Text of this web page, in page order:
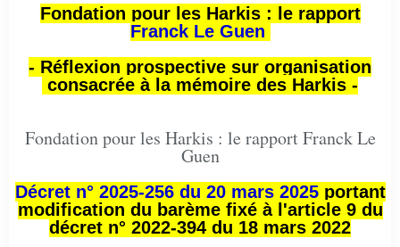
Fondation pour les Harkis : le rapport
Franck Le Guen
- Réflexion prospective sur organisation
consacrée à la mémoire des Harkis -
Fondation pour les Harkis : le rapport Franck Le
Guen
Décret n° 2025-256 du 20 mars 2025portant
modification du barème fixé à l'article 9 du
décret n° 2022-394 du 18 mars 2022